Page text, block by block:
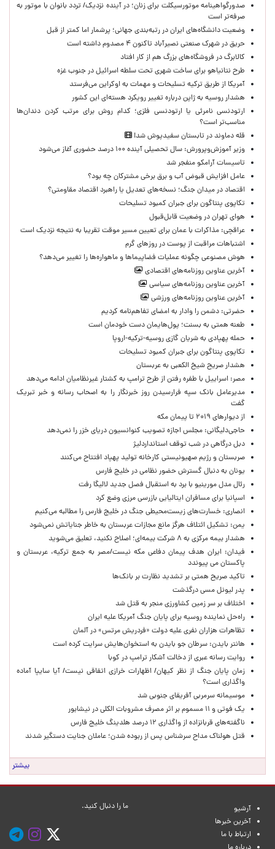
صدورگواهینامه موتورسیکلت برای زنان؛ در آینده نزدیک/ تردد بانوان با موتور به‌
صرفه‌تر است
وضعیت دانشگاه‌های ایران در رتبه‌بندی جهانی؛ پرشمار اما کمتر از قبل
حریق در شهرک صنعتی نصیرآباد تاکنون ۴ مصدوم داشته است
کالابرگ در فروشگاه‌های بزرگ هم از کار افتاد
طرح نتانیاهو برای ساخت شهری تحت سلطه اسرائیل در جنوب غزه
آمریکا از طریق ترکیه تسلیحات و مهمات به اوکراین می‌فرستد
هشدار روسیه به ژاپن درباره تغییر رویکرد هسته‌ای این کشور
ارتودنسی نامرئی یا ارتودنسی فلزی؛ کدام روش برای مرتب کردن دندان‌ها
مناسب‌تر است؟
قله دماوند در تابستان سفیدپوش شد!
وزیر آموزش‌وپرورش: سال تحصیلی آینده ۱۰۰ درصد حضوری آغاز می‌شود
تاسیسات آرامکو منفجر شد
عامل افزایش قبوض آب و برق برخی مشترکان چه بود؟
اقتصاد در میدان جنگ؛ نسخه‌های تعدیل یا راهبرد اقتصاد مقاومتی؟
تکاپوی پنتاگون برای جبران کمبود تسلیحات
هوای تهران در وضعیت قابل‌قبول
عراقچی: مذاکرات با عمان برای تعیین مسیر موقت تقریبا به نتیجه نزدیک است
اشتباهات مراقبت از پوست در روزهای گرم
هوش مصنوعی چگونه عملیات فضاپیماها و ماهواره‌ها را تغییر می‌دهد؟
آخرین عناوین روزنامه‌های اقتصادی
آخرین عناوین روزنامه‌های سیاسی
آخرین عناوین روزنامه‌های ورزشی
حضرتی: دشمن را وادار به امضای تفاهم‌نامه کردیم
طعنه همتی به بسنت؛ پول‌هایمان دست خودمان است
حمله پهپادی به شریان گازی روسیه-ترکیه-اروپا
تکاپوی پنتاگون برای جبران کمبود تسلیحات
هشدار صریح شیخ الکعبی به عربستان
مصر: اسراییل با طفره رفتن از طرح ترامپ به کشتار غیرنظامیان ادامه می‌دهد
مدیرعامل بانک سپه فرارسیدن روز خبرنگار را به اصحاب رسانه و خبر تبریک
گفت
از دیوارهای ۲۰۱۹ تا پیمان مکه
حاجی‌دلیگانی: مجلس اجازه تصویب کنوانسیون دریای خزر را نمی‌دهد
دبل درگاهی در شب توقف استانداردلیژ
صربستان و رژیم صهیونیستی کارخانه تولید پهپاد افتتاح می‌کنند
یونان به دنبال گسترش حضور نظامی در خلیج فارس
رئال مدل مورینیو با برد به استقبال فصل جدید لالیگا رفت
اسپانیا برای مسافران ایتالیایی بازرسی مرزی وضع کرد
انصاری: خسارت‌های زیست‌محیطی جنگ در خلیج فارس را مطالبه‌ می‌کنیم
یمن: تشکیل ائتلاف هرگز مانع مجازات عربستان به خاطر جنایاتش نمی‌شود
هشدار بیمه مرکزی به ۸ شرکت بیمه‌ای؛ اصلاح نکنید، تعلیق می‌شوید
فیدان: ایران هدف پیمان دفاعی مکه نیست/مصر به جمع ترکیه، عربستان و
پاکستان می پیوندد
تاکید صریح همتی بر تشدید نظارت بر بانک‌ها
پدر لیونل مسی درگذشت
اختلاف بر سر زمین کشاورزی منجر به قتل شد
راه‌حل نماینده روسیه برای پایان جنگ آمریکا علیه ایران
تظاهرات هزاران نفری علیه دولت «فردریش مرتس» در آلمان
هانتر بایدن: سرطان جو بایدن به استخوان‌هایش سرایت کرده است
روایت رسانه عبری از دخالت آشکار ترامپ در کوبا
زمان پایان جنگ از نظر کیهان/ اظهارات خرازی اتفاقی نیست/ آیا سایپا آماده
واگذاری است؟
موسیمانه سرمربی آفریقای جنوبی شد
یک فوتی و ۱۱ مسموم بر اثر مصرف مشروبات الکلی در نیشابور
ناگفته‌های قربانزاده از واگذاری ۱۲ درصد هلدینگ خلیج فارس
قتل هولناک مداح سرشناس پس از ربوده شدن؛ عاملان جنایت دستگیر شدند
بیشتر
آرشیو
آخرین خبرها
ارتباط با ما
ما را دنبال کنید.